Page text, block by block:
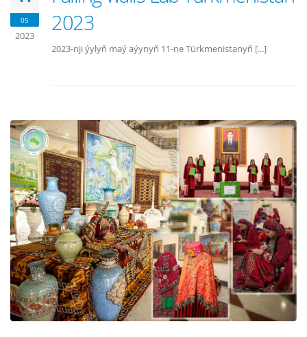
05
2023
2023
2023-nji ýylyň maý aýynyň 11-ne Türkmenistanyň [...]